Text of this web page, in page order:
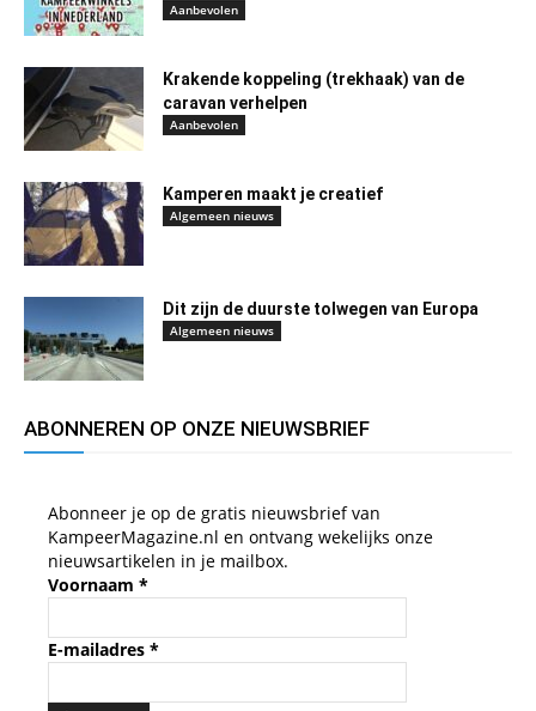
Aanbevolen
Krakende koppeling (trekhaak) van de
caravan verhelpen
Aanbevolen
Kamperen maakt je creatief
Algemeen nieuws
Dit zijn de duurste tolwegen van Europa
Algemeen nieuws
ABONNEREN OP ONZE NIEUWSBRIEF
Abonneer je op de gratis nieuwsbrief van
KampeerMagazine.nl en ontvang wekelijks onze
nieuwsartikelen in je mailbox.
Voornaam *
E-mailadres *